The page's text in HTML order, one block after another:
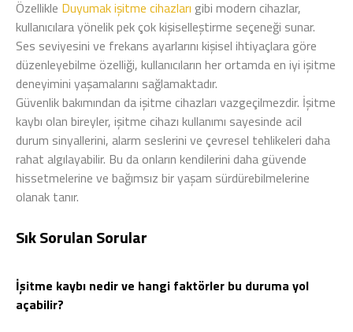
Özellikle Duyumak işitme cihazları gibi modern cihazlar,
kullanıcılara yönelik pek çok kişiselleştirme seçeneği sunar.
Ses seviyesini ve frekans ayarlarını kişisel ihtiyaçlara göre
düzenleyebilme özelliği, kullanıcıların her ortamda en iyi işitme
deneyimini yaşamalarını sağlamaktadır.
Güvenlik bakımından da işitme cihazları vazgeçilmezdir. İşitme
kaybı olan bireyler, işitme cihazı kullanımı sayesinde acil
durum sinyallerini, alarm seslerini ve çevresel tehlikeleri daha
rahat algılayabilir. Bu da onların kendilerini daha güvende
hissetmelerine ve bağımsız bir yaşam sürdürebilmelerine
olanak tanır.
Sık Sorulan Sorular
İşitme kaybı nedir ve hangi faktörler bu duruma yol
açabilir?